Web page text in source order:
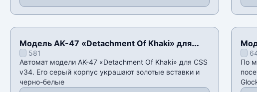
Модель AK-47 «Detachment Of Khaki» для
CSS v34
581
Автомат модели AK-47 «Detachment Of Khaki» для CSS
v34. Его серый корпус украшают золотые вставки и
черно-белые
По